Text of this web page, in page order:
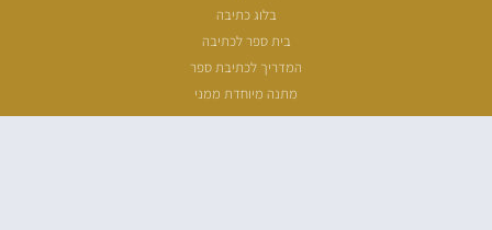
בלוג כתיבה
בית ספר לכתיבה
המדריך לכתיבת ספר
מתנה מיוחדת ממני
שעת כתיבה